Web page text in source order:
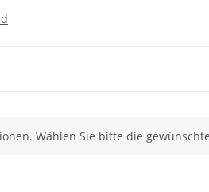
Wählen Sie bitte die